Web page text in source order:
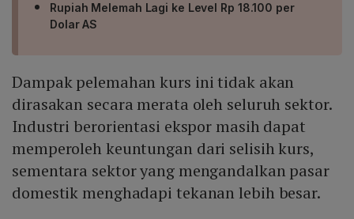
Rupiah Melemah Lagi ke Level Rp 18.100 per
Dolar AS
Dampak pelemahan kurs ini tidak akan
dirasakan secara merata oleh seluruh sektor.
Industri berorientasi ekspor masih dapat
memperoleh keuntungan dari selisih kurs,
sementara sektor yang mengandalkan pasar
domestik menghadapi tekanan lebih besar.